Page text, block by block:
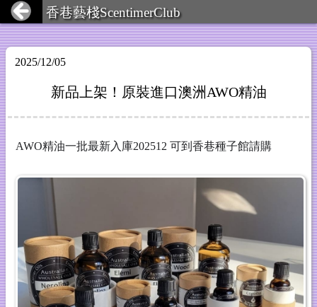
香巷藝棧ScentimerClub
2025/12/05
新品上架！原裝進口澳洲AWO精油
AWO精油一批最新入庫202512 可到香巷種子館請購